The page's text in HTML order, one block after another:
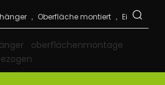
oberflächenmontage